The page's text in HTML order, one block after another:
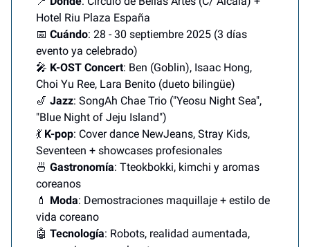
Hotel Riu Plaza España
📅 Cuándo: 28 - 30 septiembre 2025 (3 días
evento ya celebrado)
🎤 K-OST Concert: Ben (Goblin), Isaac Hong,
Choi Yu Ree, Lara Benito (dueto bilingüe)
🎷 Jazz: SongAh Chae Trio ("Yeosu Night Sea",
"Blue Night of Jeju Island")
💃 K-pop: Cover dance NewJeans, Stray Kids,
Seventeen + showcases profesionales
🍜 Gastronomía: Tteokbokki, kimchi y aromas
coreanos
💄 Moda: Demostraciones maquillaje + estilo de
vida coreano
🤖 Tecnología: Robots, realidad aumentada,